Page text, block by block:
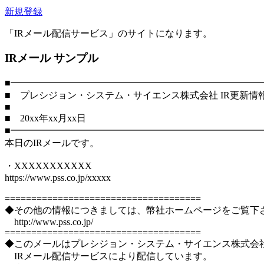
新規登録
「IRメール配信サービス」のサイトになります。
IRメール サンプル
■ プレシジョン・システム・サイエンス株式会社 IR更新情
■
■ 20xx年xx月xx日
本日のIRメールです。
・XXXXXXXXXXX
https://www.pss.co.jp/xxxxx
=====================================
◆その他の情報につきましては、幣社ホームページをご覧下
http://www.pss.co.jp/
=====================================
◆このメールはプレシジョン・システム・サイエンス株式会
IRメール配信サービスにより配信しています。